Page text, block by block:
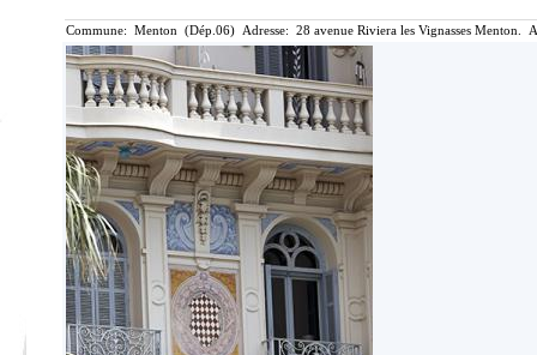
Commune: Menton (Dép.06) Adresse: 28 avenue Riviera les Vignasses Menton.